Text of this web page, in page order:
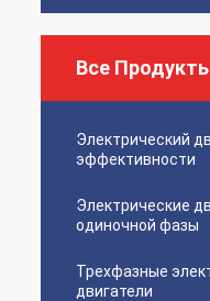
Все
Электрический
эффективности
Электрические
одиночной фазы
Трехфазные
двигатели